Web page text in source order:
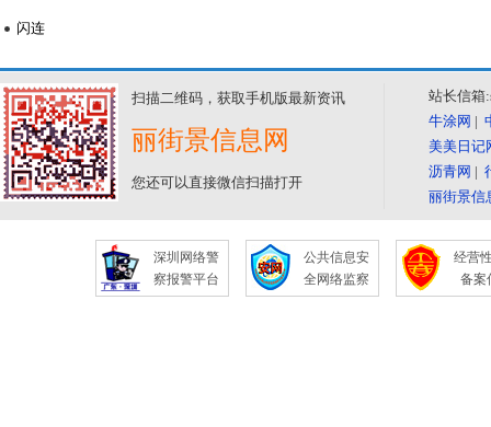
闪连
扫描二维码，获取手机版最新资讯
丽街景信息网
您还可以直接微信扫描打开
站长信箱
牛涂网 |
美美日记
沥青网 |
丽街景信
深圳网络警
察报警平台
公共信息安
全网络监察
经营
备案